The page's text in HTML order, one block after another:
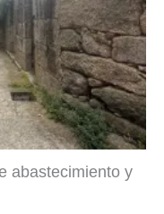
abastecimiento y